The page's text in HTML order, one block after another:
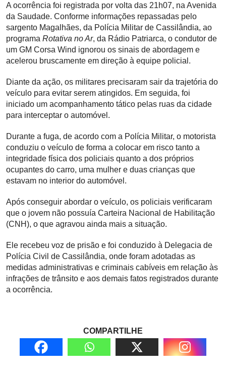
A ocorrência foi registrada por volta das 21h07, na Avenida
da Saudade. Conforme informações repassadas pelo
sargento Magalhães, da Polícia Militar de Cassilândia, ao
programa Rotativa no Ar, da Rádio Patriarca, o condutor de
um GM Corsa Wind ignorou os sinais de abordagem e
acelerou bruscamente em direção à equipe policial.
Diante da ação, os militares precisaram sair da trajetória do
veículo para evitar serem atingidos. Em seguida, foi
iniciado um acompanhamento tático pelas ruas da cidade
para interceptar o automóvel.
Durante a fuga, de acordo com a Polícia Militar, o motorista
conduziu o veículo de forma a colocar em risco tanto a
integridade física dos policiais quanto a dos próprios
ocupantes do carro, uma mulher e duas crianças que
estavam no interior do automóvel.
Após conseguir abordar o veículo, os policiais verificaram
que o jovem não possuía Carteira Nacional de Habilitação
(CNH), o que agravou ainda mais a situação.
Ele recebeu voz de prisão e foi conduzido à Delegacia de
Polícia Civil de Cassilândia, onde foram adotadas as
medidas administrativas e criminais cabíveis em relação às
infrações de trânsito e aos demais fatos registrados durante
a ocorrência.
COMPARTILHE